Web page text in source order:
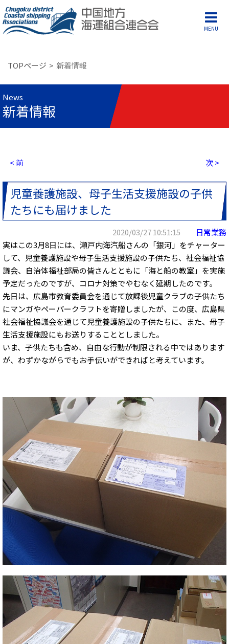
TOPページ 新着情報
News
新着情報
< 前 次 >
児童養護施設、母子生活支援施設の子供
たちにも届けました
2020/03/27 10:51:15 日常業務
実はこの3月8日には、瀬戸内海汽船さんの「銀河」をチャーター
して、児童養護施設や母子生活支援施設の子供たち、社会福祉協
議会、自治体福祉部局の皆さんとともに「海と船の教室」を実施
予定だったのですが、コロナ対策でやむなく延期したのです。
先日は、広島市教育委員会を通じて放課後児童クラブの子供たち
にマンガやペーパークラフトを寄贈しましたが、この度、広島県
社会福祉協議会を通じて児童養護施設の子供たちに、また、母子
生活支援施設にもお送りすることとしました。
いま、子供たちも含め、自由な行動が制限される中ではあります
が、わずかながらでもお手伝いができればと考えています。
MENU